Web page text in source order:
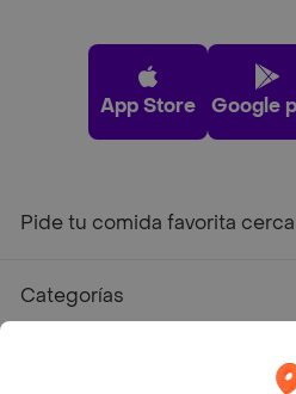
App Store Google
Pide tu comida favorita
Categorías